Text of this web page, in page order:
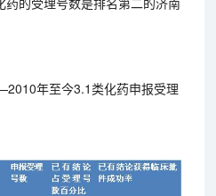
年至今3.1类化药申报受理